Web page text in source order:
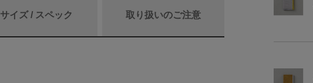
サイズ / スペック 取り扱いのご注意